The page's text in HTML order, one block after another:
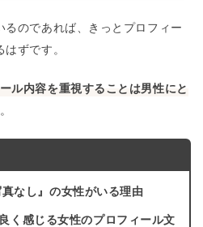
のであれば、きっとプロフィー
ずです。
ル内容を重視することは男性にと
なし』の女性がいる理由
く感じる女性のプロフィール文